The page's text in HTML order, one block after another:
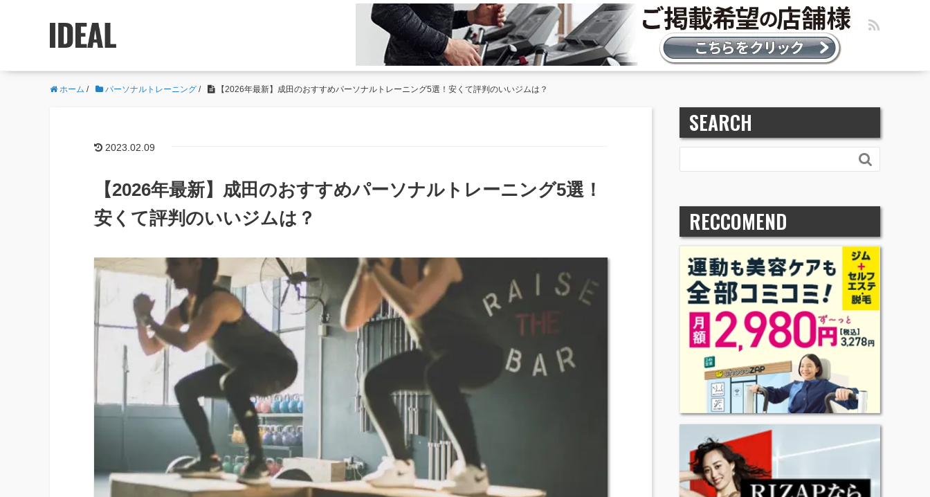
ホーム / パーソナルトレーニング / 【2026年最新】成田のおすすめパーソナルトレーニング5選！安くて評判のいいジムは？
2023.02.09
【2026年最新】成田のおすすめパーソナルトレーニング5選！
安くて評判のいいジムは？
SEARCH

RECCOMEND